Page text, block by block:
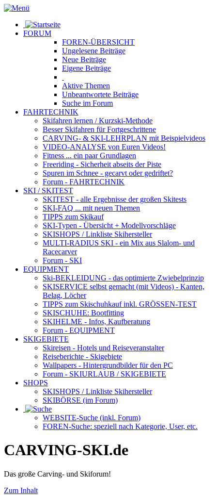
FORUM
FOREN-ÜBERSICHT
Ungelesene Beiträge
Neue Beiträge
Eigene Beiträge
Aktive Themen
Unbeantwortete Beiträge
Suche im Forum
FAHRTECHNIK
Skifahren lernen / Kurzski-Methode
Besser Skifahren für Fortgeschrittene
CARVING- & SKI-LEHRPLAN mit Beispielvideos
VIDEO-ANALYSE von Euren Videos!
Fitness ... ein paar Grundlagen
Freeriding - Sicherheit abseits der Piste
Spuren im Schnee - gecarvt oder gedriftet?
Forum - FAHRTECHNIK
SKI / SKITEST
SKITEST - alle Ergebnisse der großen Skitests
SKI-FAQ ... mit neuen Themen
TIPPS zum Skikauf
SKI-Typen - Übersicht + Modellvorschläge
SKISHOPS / Linkliste Skihersteller
MULTI-RADIUS SKI - ein Mix aus Slalom- und
Racecarver
Forum - SKI
EQUIPMENT
Ski-BEKLEIDUNG - das optimierte Zwiebelprinzip
SKISERVICE selbst gemacht (mit Videos) - Kanten,
Belag, Löcher
TIPPS zum Skischuhkaufinkl. GRÖSSEN-TEST
SKISCHUHE: Bootfitting
SKIHELME - Infos, Kaufberatung
Forum - EQUIPMENT
SKIGEBIETE
Skireisen - Hotels und Reiseveranstalter
Reiseberichte - Skigebiete
Wallpapers - Hintergrundbilder für den PC
Forum - SKIURLAUB / SKIGEBIETE
SHOPS
SKISHOPS / Linkliste Skihersteller
SKIBÖRSE (im Forum)
WEBSITE-Suche (inkl. Forum)
FOREN-Suche: speziell nach Kategorie, User, etc.
CARVING-SKI.de
Das große Carving- und Skiforum!
Zum Inhalt